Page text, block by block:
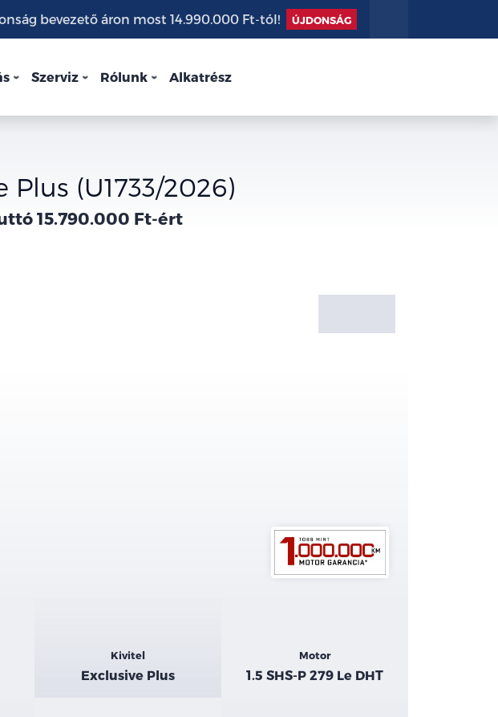
bevezető áron most 14.990.000 Ft-tól! ÚJDONSÁG
Szerviz Rólunk Alkatrész
Plus (U1733/2026)
15.790.000 Ft-ért
Kivitel
Exclusive Plus
Motor
1.5 SHS-P 279 Le DHT